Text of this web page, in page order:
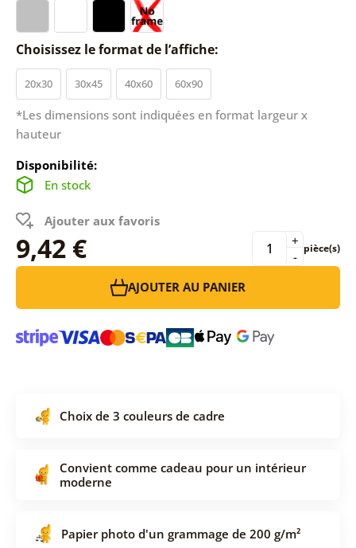
Choisissez le format de l’affiche:
20x30 30x45 40x60 60x90
*Les dimensions sont indiquées en format largeur x
hauteur
Disponibilité:
En stock
Ajouter aux favoris
9,42 € -
+ pièce(s)
AJOUTER AU PANIER
Choix de 3 couleurs de cadre
Convient comme cadeau pour un intérieur
moderne
Papier photo d'un grammage de 200 g/m²